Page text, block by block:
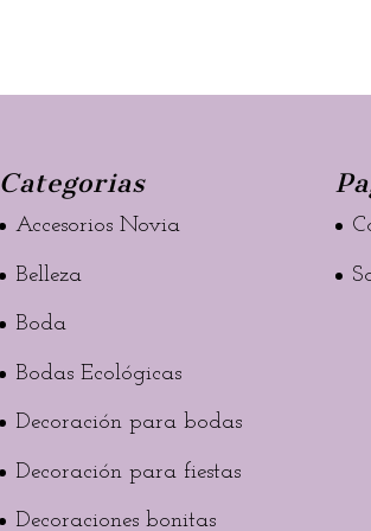
Categorias
Accesorios Novia
Belleza
Boda
Bodas Ecológicas
Decoración para bodas
Decoración para fiestas
Decoraciones bonitas